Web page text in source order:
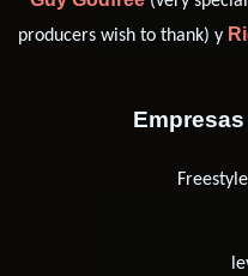
producers wish to thank) y